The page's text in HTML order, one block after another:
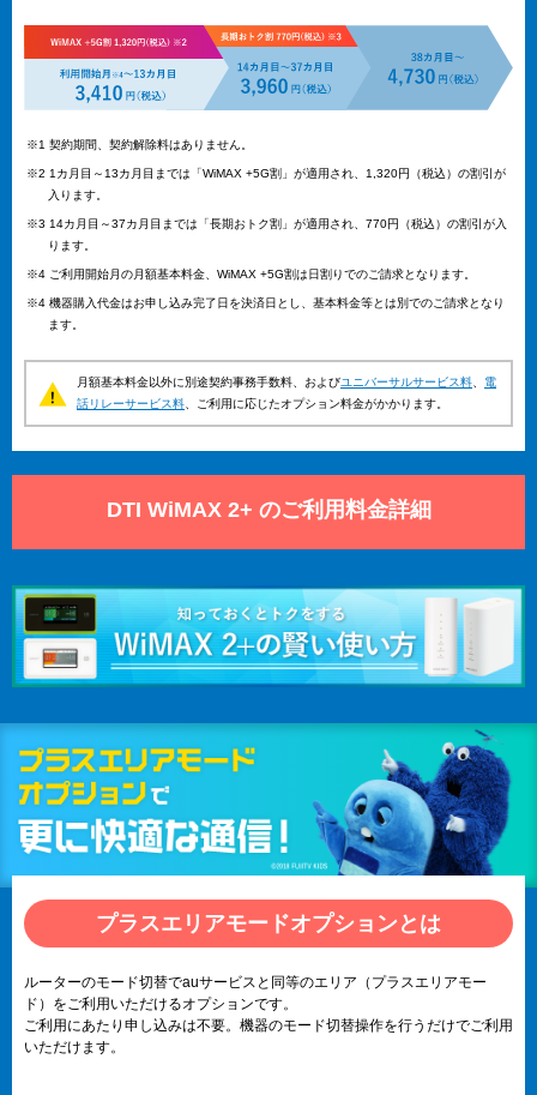
※1 契約期間、契約解除料はありません。
※2 1カ月目～13カ月目までは「WiMAX +5G割」が適用され、1,320円（税込）の割引が
入ります。
※3 14カ月目～37カ月目までは「長期おトク割」が適用され、770円（税込）の割引が入
ります。
※4 ご利用開始月の月額基本料金、WiMAX +5G割は日割りでのご請求となります。
※4 機器購入代金はお申し込み完了日を決済日とし、基本料金等とは別でのご請求となり
ます。
月額基本料金以外に別途契約事務手数料、およびユニバーサルサービス料
電
話リレーサービス料 、ご利用に応じたオプション料金がかかります。
DTI WiMAX 2+ のご利用料金詳細
プラスエリアモードオプションとは
ルーターのモード切替でauサービスと同等のエリア（プラスエリアモー
ド）をご利用いただけるオプションです。
ご利用にあたり申し込みは不要。機器のモード切替操作を行うだけでご利用
いただけます。